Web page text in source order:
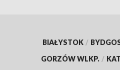
BIAŁYSTOK /
GORZÓW WLKP. /